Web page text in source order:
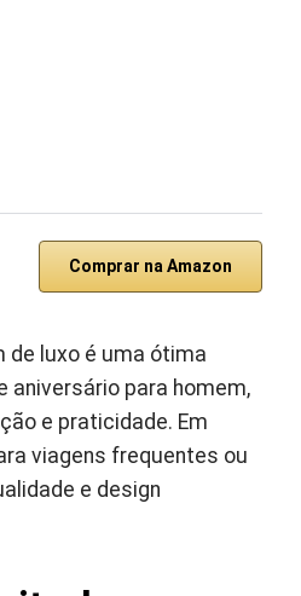
Comprar na Amazon
de luxo é uma ótima
aniversário para homem,
e praticidade. Em
viagens frequentes ou
e design